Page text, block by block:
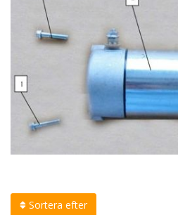
Sortera efter